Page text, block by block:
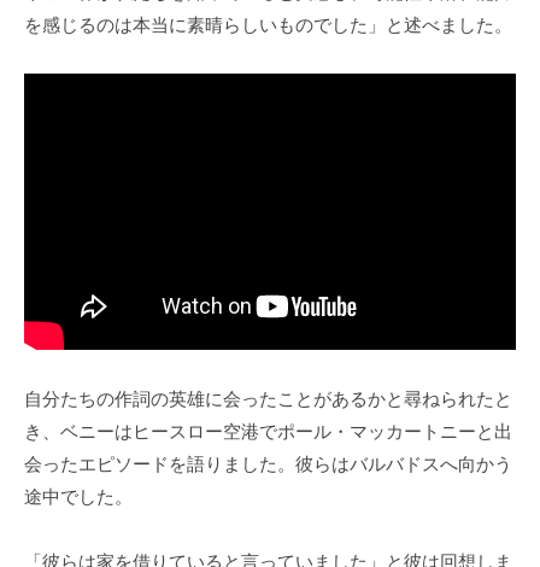
を感じるのは本当に素晴らしいものでした」と述べました。
自分たちの作詞の英雄に会ったことがあるかと尋ねられたと
き、ベニーはヒースロー空港でポール・マッカートニーと出
会ったエピソードを語りました。彼らはバルバドスへ向かう
途中でした。
「彼らは家を借りていると言っていました」と彼は回想しま